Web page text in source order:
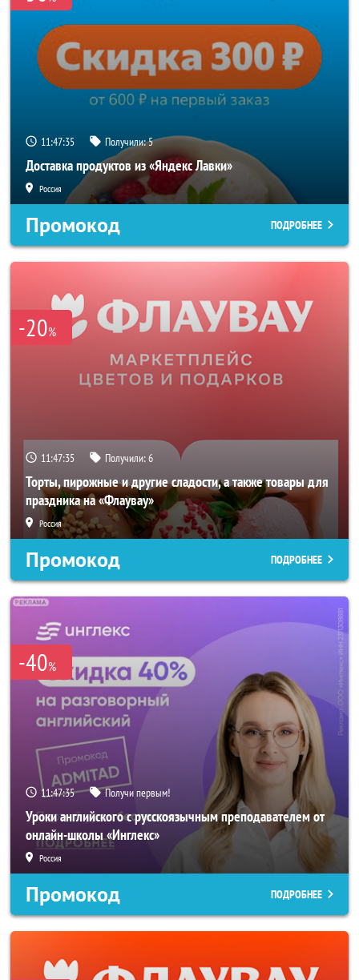
11:47:33 Получили:5
Доставка продуктов из «Яндекс Лавки»
Россия
Промокод ПОДРОБНЕЕ
-20%
11:47:33 Получили:6
Торты, пирожные и другие сладости, а также товары для
праздника на «Флаувау»
Россия
Промокод ПОДРОБНЕЕ
-40%
11:47:33 Получи первым!
Уроки английского с русскоязычным преподавателем от
онлайн-школы «Инглекс»
Россия
Промокод ПОДРОБНЕЕ